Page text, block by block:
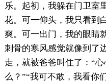
乐。起初，我躲在门卫室
花。可一仰头，我只看到
爽。可一出门，我的眼睛
刺骨的寒风感觉就像到了
走，就被爸爸叫住了：“
么？”“我可不敢，我看你